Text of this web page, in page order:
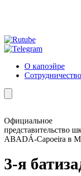
О капоэйре
Сотрудничество
Официальное
представительство
ABADÁ-Capoeira в
3-я